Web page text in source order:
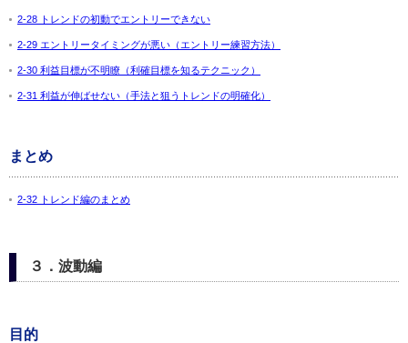
2-28 トレンドの初動でエントリーできない
2-29 エントリータイミングが悪い（エントリー練習方法）
2-30 利益目標が不明瞭（利確目標を知るテクニック）
2-31 利益が伸ばせない（手法と狙うトレンドの明確化）
まとめ
2-32 トレンド編のまとめ
３．波動編
目的